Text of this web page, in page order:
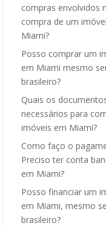
compras envolvidos
compra de um
Miami?
Posso comprar um
em Miami mesmo
brasileiro?
Quais os
necessários para
imóveis em Miami?
Como faço o
Preciso ter conta
em Miami?
Posso financiar um
em Miami, mesmo
brasileiro?